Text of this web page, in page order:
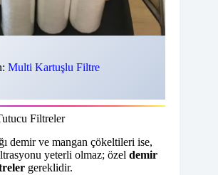
Multi Kartuşlu Filtre
Filtreler
demir ve mangan çökeltileri ise,
yeterli olmaz; özel demir
gereklidir.